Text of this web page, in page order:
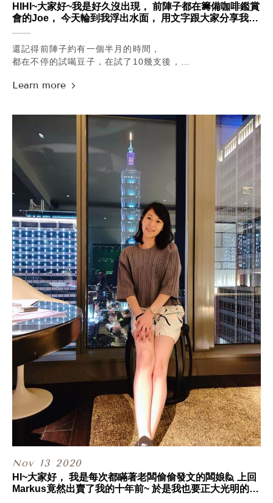
.
.
.
#貼心提醒 #診所採預約制
線上任意門：
悄悄話專線：https://lin.ee/AOBUjqC
雖然有點尖但線條很俐落，
消腫後就很自然了線條感也還在哦~~
更重要的是她覺得，
自己真的有因為變得更好，
而慢慢建立起自信了⁄(⁄ ⁄ ⁄ω⁄ ⁄ ⁄)⁄
希望你也會喜歡這個診間小故事:)
http://www.ilovenuyou.com.tw/service.php?
act=view&no=13
.
.
#貼心提醒 #診所採預約制
線上任意門：
http://www.ilovenuyou.com.tw/contact.php#p-contact
悄悄話專線：https://lin.ee/AOBUjqC
HIHI~大家好~我是好久沒出現， 前陣子都在籌備咖啡鑑賞
會的Joe， 今天輪到我浮出水面， 用文字跟大家分享我眼
還記得前陣子約有一個半月的時間，
都在不停的試喝豆子，在試了10幾支後，
而咖啡分享會的內容，
進化到圖文更豐富的17頁簡報最終版，
每天腦中不斷地在演練各種講法，
以前在咖啡廳的活動都是當小幫手，
但這次是小老師初體驗⁄(⁄ ⁄ ⁄ω⁄ ⁄ ⁄)⁄
活動剛開始先由Markus講解童妍針，
直到後面交棒給我的時候，
我才開始覺得有點緊張，
畢竟第一次被這麼多雙眼睛盯著，
然後每個人都很安靜的看著我，
但好在不點的亂入把嚴肅的氣氛緩和了些>\\\<
.
後來大家在小圓桌前圍成一個圈，
跟著我參與手沖的過程時，
現場的朋友們，
也主動提問了關於咖啡的更多事情，
當我們之間多了些互動，
我也開始樂在其中，也就不那麼緊張了，
這大概就是所謂的萬事起頭難吧XD
以上是我的心得分享，
也希望來參與的大家喜歡我們選的咖啡豆~
如果想知道更詳細關於咖啡豆的資訊，
也歡迎私訊我們哦！
.
.
#貼心提醒 #診所採預約制
線上任意門：
http://www.ilovenuyou.com.tw/contact.php#p-contact
Nov 13 2020
HI~大家好， 我是每次都瞞著老闆偷偷發文的闆娘🙋 上回
Markus竟然出賣了我的十年前~ 於是我也要正大光明的來